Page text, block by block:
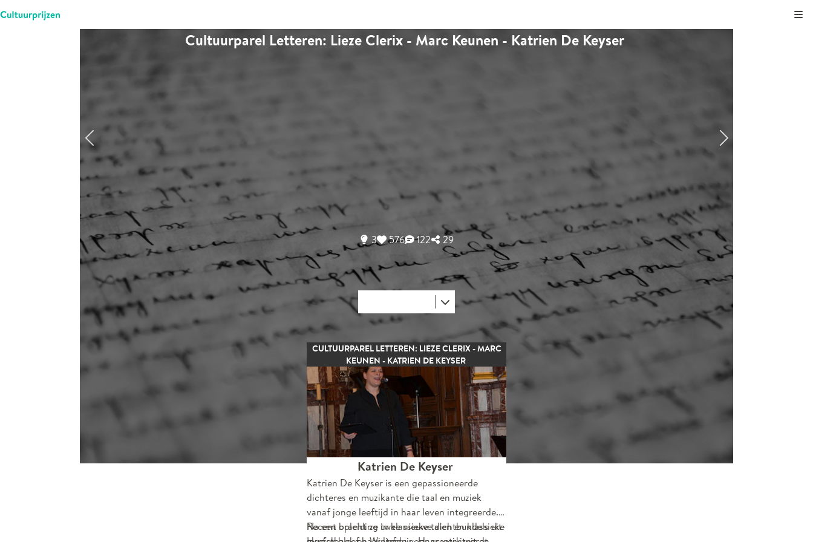
Cultuurparel Letteren: Lieze Clerix - Marc Keunen - Katrien De Keyser
3 576 122 29
Stem op jouw favoriete kandidaat
CULTUURPAREL LETTEREN: LIEZE CLERIX - MARC
KEUNEN - KATRIEN DE KEYSER
Katrien De Keyser
Katrien De Keyser is een gepassioneerde
dichteres en muzikante die taal en muziek
vanaf jonge leeftijd in haar leven integreerde.
Na een opleiding in klassieke talen en klassieke
Recent bracht ze twee nieuwe dichtbundels uit